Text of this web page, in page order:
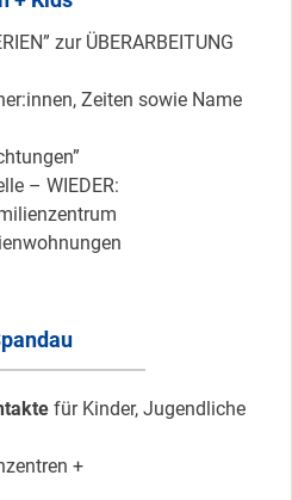
zur ÜBERARBEITUNG
Zeiten sowie Name
– WIEDER:
für Kinder, Jugendliche
+